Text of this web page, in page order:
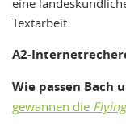
Textarbeit.
A2-
Wie passen Bach
gewannen die